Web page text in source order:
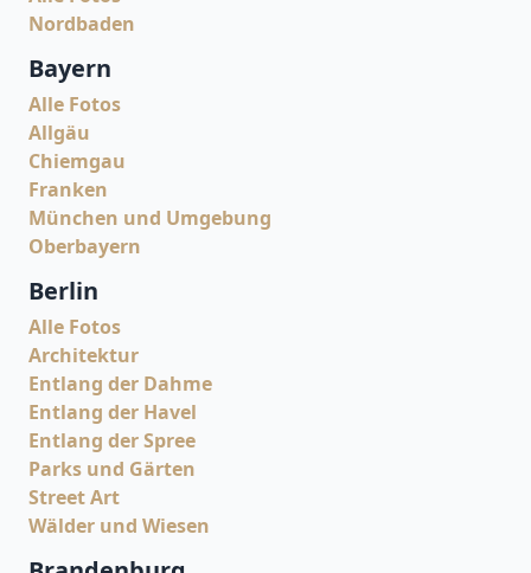
Nordbaden
Bayern
Alle Fotos
Allgäu
Chiemgau
Franken
München und Umgebung
Oberbayern
Berlin
Alle Fotos
Architektur
Entlang der Dahme
Entlang der Havel
Entlang der Spree
Parks und Gärten
Street Art
Wälder und Wiesen